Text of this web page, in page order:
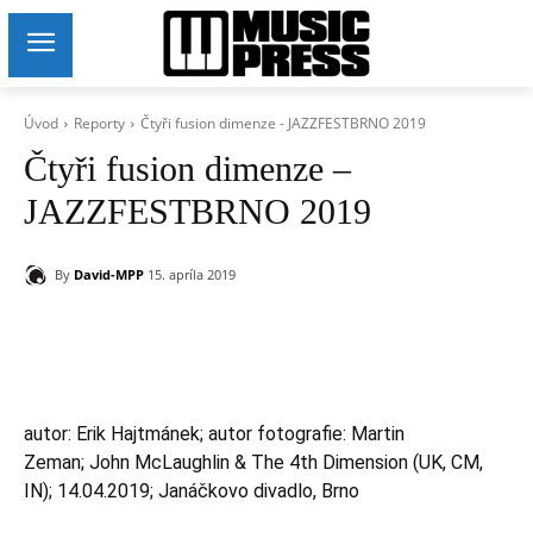
Úvod Reporty Čtyři fusion dimenze - JAZZFESTBRNO 2019
Čtyři fusion dimenze –
JAZZFESTBRNO 2019
By David-MPP 15. apríla 2019
autor: Erik Hajtmánek; autor fotografie: Martin
Zeman; John McLaughlin & The 4th Dimension (UK, CM,
IN); 14.04.2019; Janáčkovo divadlo, Brno